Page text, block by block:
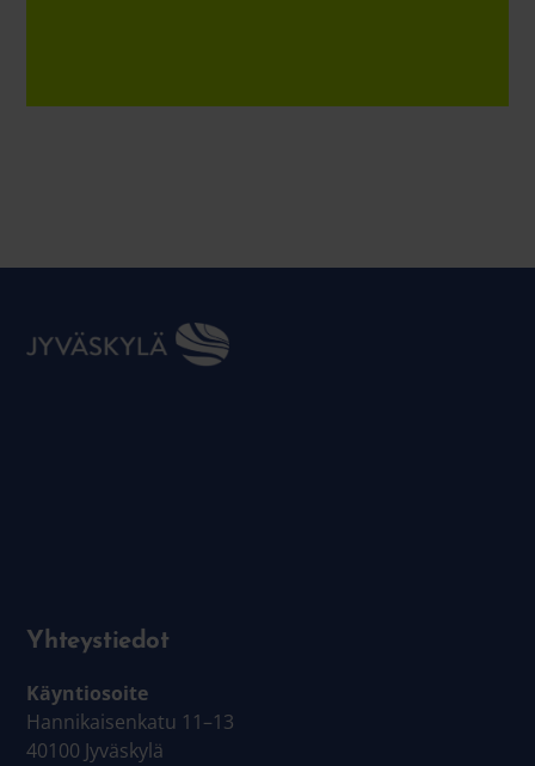
Yhteystiedot
Käyntiosoite
Hannikaisenkatu 11–13
40100 Jyväskylä